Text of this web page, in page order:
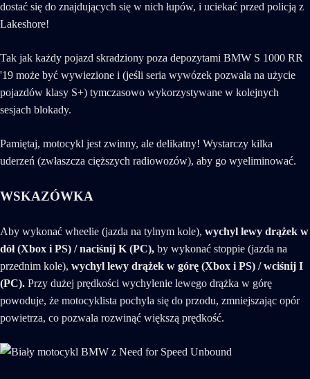
dostać się do znajdujących się w nich łupów, i uciekać przed policją z
Lakeshore!
Tak jak każdy pojazd skradziony poza depozytami BMW S 1000 RR
'19 może być wywiezione i (jeśli seria wywózek pozwala na użycie
pojazdów klasy S+) tymczasowo wykorzystywane w kolejnych
sesjach blokady.
Pamiętaj, motocykl jest zwinny, ale delikatny! Wystarczy kilka
uderzeń (zwłaszcza cięższych radiowozów), aby go wyeliminować.
WSKAZÓWKA
Aby wykonać wheelie (jazda na tylnym kole), wychyl lewy drążek w
dół (Xbox i PS) / naciśnij K (PC), by wykonać stoppie (jazda na
przednim kole), wychyl lewy drążek w górę (Xbox i PS) / wciśnij I
(PC). Przy dużej prędkości wychylenie lewego drążka w górę
powoduje, że motocyklista pochyla się do przodu, zmniejszając opór
powietrza, co pozwala rozwinąć większą prędkość.